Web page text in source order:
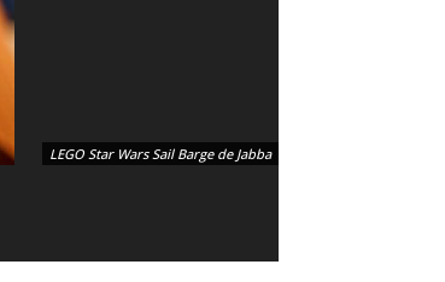
LEGO Star Wars Sail Barge de Jabba